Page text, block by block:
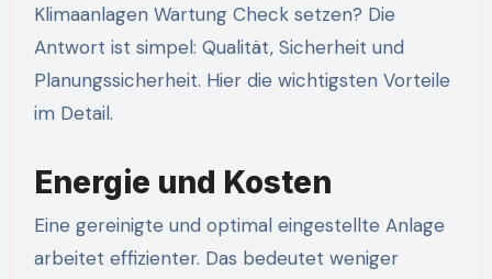
Klimaanlagen Wartung Check setzen? Die
Antwort ist simpel: Qualität, Sicherheit und
Planungssicherheit. Hier die wichtigsten Vorteile
im Detail.
Energie und Kosten
Eine gereinigte und optimal eingestellte Anlage
arbeitet effizienter. Das bedeutet weniger